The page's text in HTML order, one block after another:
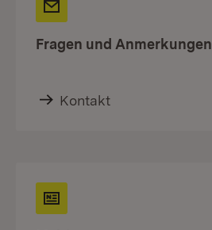
Fragen und Anmerkungen
Kontakt